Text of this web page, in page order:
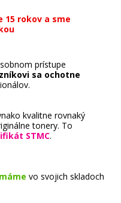
15 rokov a sme
prístupe
sa ochotne
kvalitne rovnaký
tonery. To
STMC.
vo svojich skladoch